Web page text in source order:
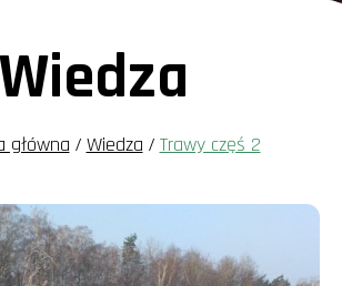
Wiedza
główna / Wiedza / Trawy częś 2